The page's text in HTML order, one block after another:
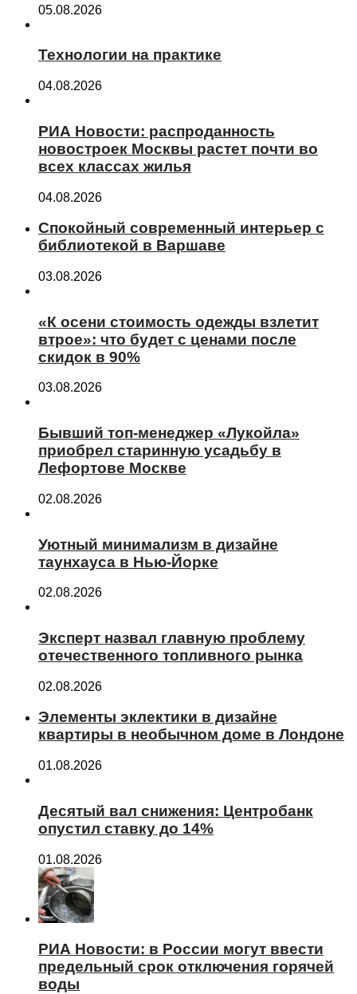
05.08.2026
Технологии на практике
04.08.2026
РИА Новости: распроданность
новостроек Москвы растет почти во
всех классах жилья
04.08.2026
Спокойный современный интерьер с
библиотекой в Варшаве
03.08.2026
«К осени стоимость одежды взлетит
втрое»: что будет с ценами после
скидок в 90%
03.08.2026
Бывший топ-менеджер «Лукойла»
приобрел старинную усадьбу в
Лефортове Москве
02.08.2026
Уютный минимализм в дизайне
таунхауса в Нью-Йорке
02.08.2026
Эксперт назвал главную проблему
отечественного топливного рынка
02.08.2026
Элементы эклектики в дизайне
квартиры в необычном доме в Лондоне
01.08.2026
Десятый вал снижения: Центробанк
опустил ставку до 14%
01.08.2026
РИА Новости: в России могут ввести
предельный срок отключения горячей
воды